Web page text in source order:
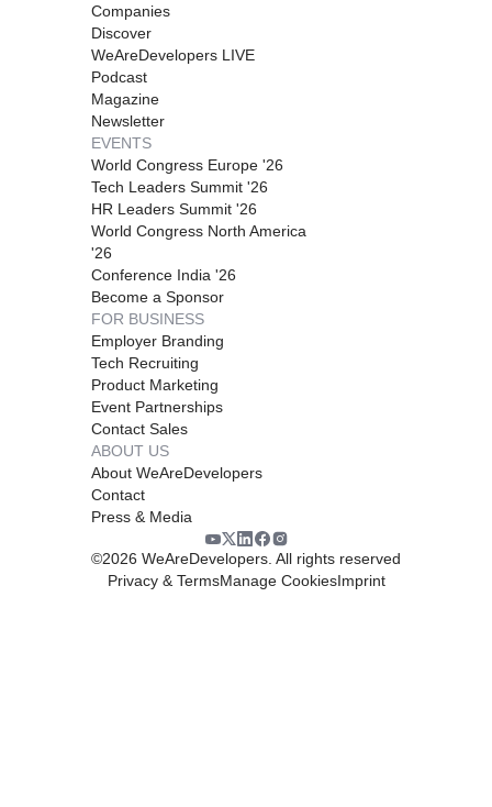
Companies
Discover
WeAreDevelopers LIVE
Podcast
Magazine
Newsletter
EVENTS
World Congress Europe '26
Tech Leaders Summit '26
HR Leaders Summit '26
World Congress North America
'26
Conference India '26
Become a Sponsor
FOR BUSINESS
Employer Branding
Tech Recruiting
Product Marketing
Event Partnerships
Contact Sales
ABOUT US
About WeAreDevelopers
Contact
Press & Media
©2026 WeAreDevelopers. All rights reserved
Privacy & TermsManage CookiesImprint